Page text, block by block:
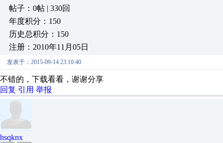
帖子：0帖 | 330回
年度积分：150
历史总积分：150
注册：2010年11月05日
发表于：2015-09-14 23:10:40
不错的，下载看看，谢谢分享
回复 引用 举报
hsqknx